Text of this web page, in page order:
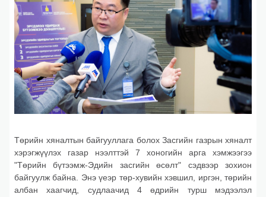
Төрийн хяналтын байгууллага болох Засгийн газрын хяналт
хэрэгжүүлэх газар нээлттэй 7 хоногийн арга хэмжээгээ
"Төрийн бүтээмж-Эдийн засгийн өсөлт" сэдвээр зохион
байгуулж байна. Энэ үеэр төр-хувийн хэвшил, иргэн, төрийн
албан хаагчид, судлаачид 4 өдрийн турш мэдээлэл